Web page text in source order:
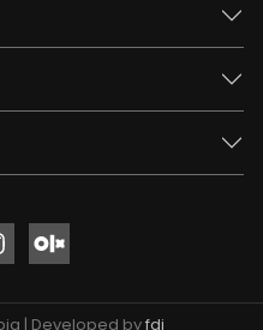
| Developed byfdj